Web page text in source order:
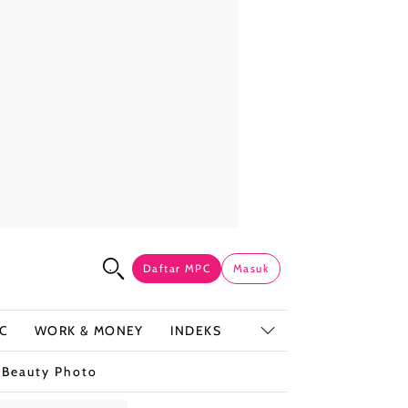
Daftar MPC Masuk
WORK & MONEY INDEKS
Beauty Photo